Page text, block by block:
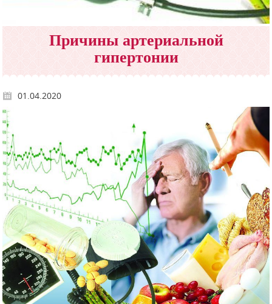
Причины артериальной
гипертонии
01.04.2020